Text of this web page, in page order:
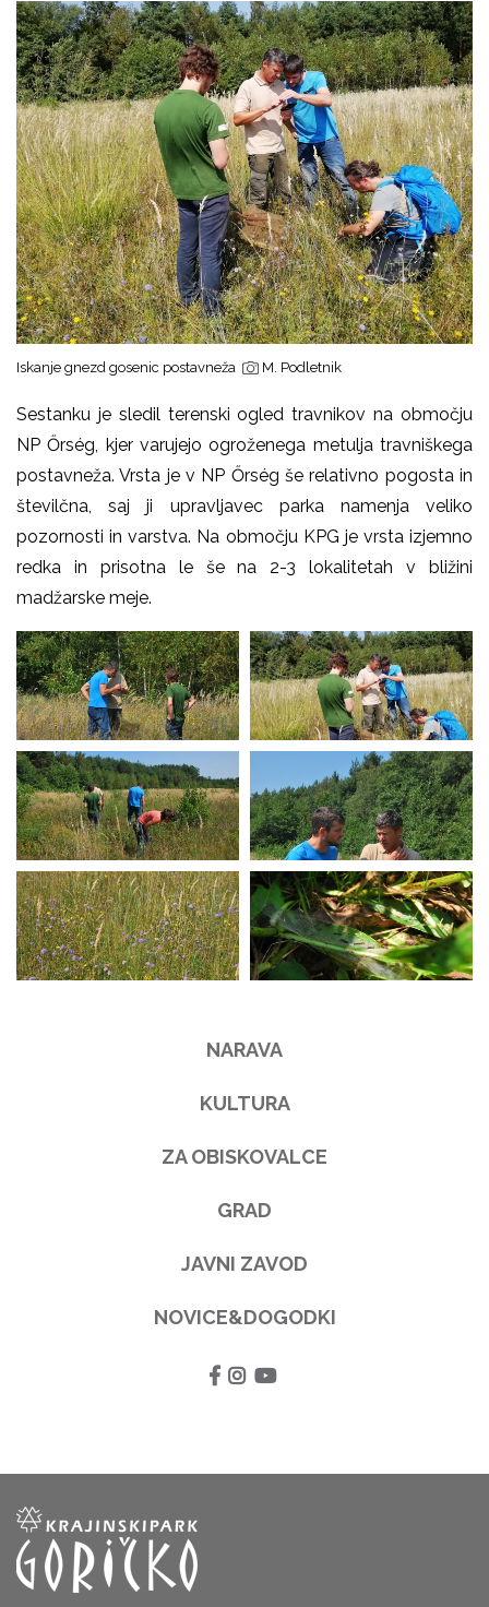
Iskanje gnezd gosenic postavneža M. Podletnik
Sestanku je sledil terenski ogled travnikov na območju
NP Őrség, kjer varujejo ogroženega metulja travniškega
postavneža. Vrsta je v NP Őrség še relativno pogosta in
številčna, saj ji upravljavec parka namenja veliko
pozornosti in varstva. Na območju KPG je vrsta izjemno
redka in prisotna le še na 2-3 lokalitetah v bližini
madžarske meje.
NARAVA
KULTURA
ZA OBISKOVALCE
GRAD
JAVNI ZAVOD
NOVICE&DOGODKI